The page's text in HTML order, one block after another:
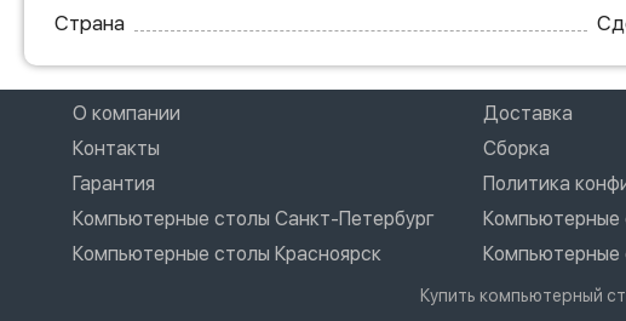
Страна
О компании
Доставка
Контакты
Сборка
Гарантия
Политика
Компьютерные столы Санкт-Петербург
Компьютерные
Компьютерные столы Красноярск
Компьютерные
Купить компьютерный